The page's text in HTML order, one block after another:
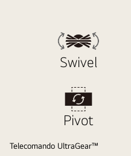
Swivel
Pivot
Telecomando UltraGear™